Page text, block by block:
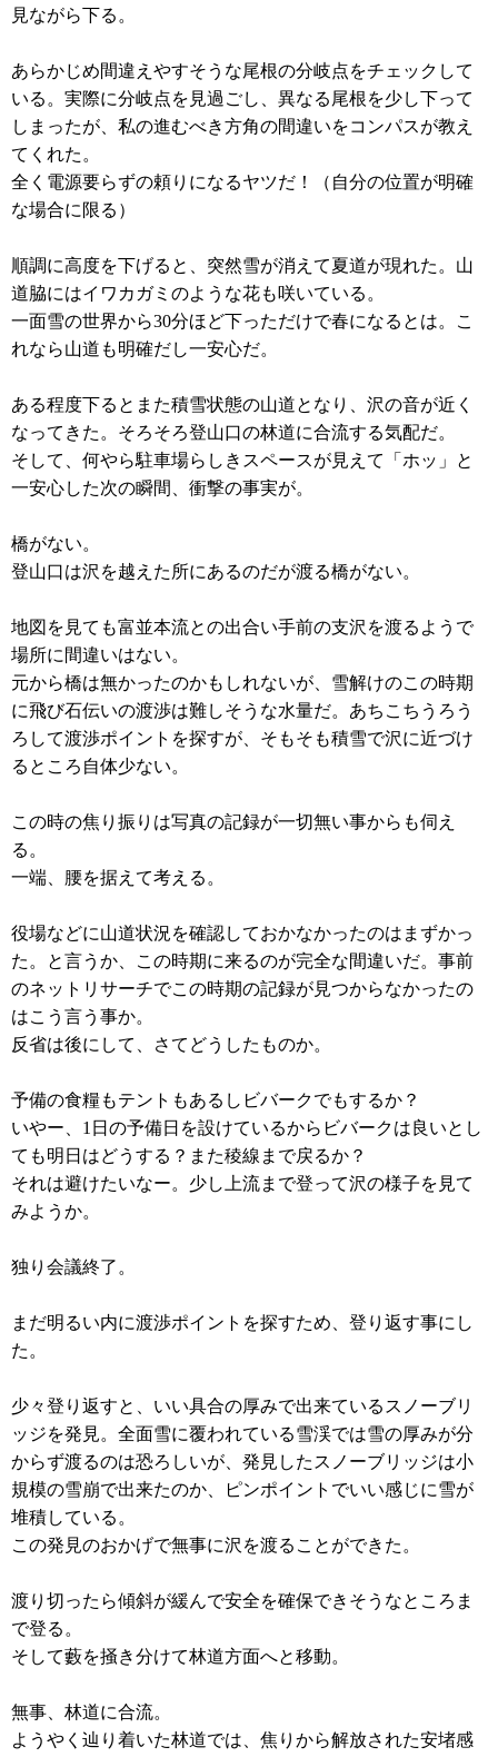
見ながら下る。
あらかじめ間違えやすそうな尾根の分岐点をチェックして
いる。実際に分岐点を見過ごし、異なる尾根を少し下って
しまったが、私の進むべき方角の間違いをコンパスが教え
てくれた。
全く電源要らずの頼りになるヤツだ！（自分の位置が明確
な場合に限る）
順調に高度を下げると、突然雪が消えて夏道が現れた。山
道脇にはイワカガミのような花も咲いている。
一面雪の世界から30分ほど下っただけで春になるとは。こ
れなら山道も明確だし一安心だ。
ある程度下るとまた積雪状態の山道となり、沢の音が近く
なってきた。そろそろ登山口の林道に合流する気配だ。
そして、何やら駐車場らしきスペースが見えて「ホッ」と
一安心した次の瞬間、衝撃の事実が。
橋がない。
登山口は沢を越えた所にあるのだが渡る橋がない。
地図を見ても富並本流との出合い手前の支沢を渡るようで
場所に間違いはない。
元から橋は無かったのかもしれないが、雪解けのこの時期
に飛び石伝いの渡渉は難しそうな水量だ。あちこちうろう
ろして渡渉ポイントを探すが、そもそも積雪で沢に近づけ
るところ自体少ない。
この時の焦り振りは写真の記録が一切無い事からも伺え
る。
一端、腰を据えて考える。
役場などに山道状況を確認しておかなかったのはまずかっ
た。と言うか、この時期に来るのが完全な間違いだ。事前
のネットリサーチでこの時期の記録が見つからなかったの
はこう言う事か。
反省は後にして、さてどうしたものか。
予備の食糧もテントもあるしビバークでもするか？
いやー、1日の予備日を設けているからビバークは良いとし
ても明日はどうする？また稜線まで戻るか？
それは避けたいなー。少し上流まで登って沢の様子を見て
みようか。
独り会議終了。
まだ明るい内に渡渉ポイントを探すため、登り返す事にし
た。
少々登り返すと、いい具合の厚みで出来ているスノーブリ
ッジを発見。全面雪に覆われている雪渓では雪の厚みが分
からず渡るのは恐ろしいが、発見したスノーブリッジは小
規模の雪崩で出来たのか、ピンポイントでいい感じに雪が
堆積している。
この発見のおかげで無事に沢を渡ることができた。
渡り切ったら傾斜が緩んで安全を確保できそうなところま
で登る。
そして藪を掻き分けて林道方面へと移動。
無事、林道に合流。
ようやく辿り着いた林道では、焦りから解放された安堵感